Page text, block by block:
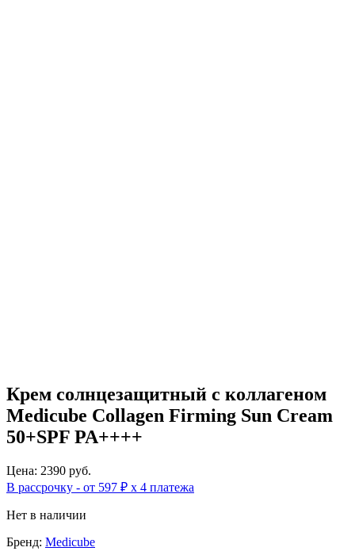
Крем солнцезащитный с коллагеном
Medicube Collagen Firming Sun Cream
50+SPF PA++++
Цена: 2390 руб.
В рассрочку - от 597 ₽ х 4 платежа
Нет в наличии
Бренд: Medicube